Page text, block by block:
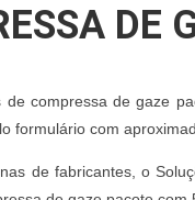
DE
de compressa de gaze
formulário com
de fabricantes, o